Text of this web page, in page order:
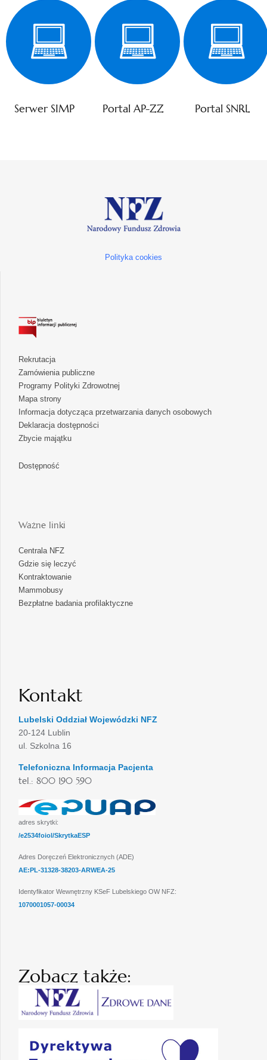
Serwer SIMP Portal AP-ZZ Portal SNRL
Polityka cookies
Rekrutacja
Zamówienia publiczne
Programy Polityki Zdrowotnej
Mapa strony
Informacja dotycząca przetwarzania danych osobowych
Deklaracja dostępności
Zbycie majątku
Dostępność
Ważne linki
Centrala NFZ
Gdzie się leczyć
Kontraktowanie
Mammobusy
Bezpłatne badania profilaktyczne
Kontakt
Lubelski Oddział Wojewódzki NFZ
20-124 Lublin
ul. Szkolna 16
Telefoniczna Informacja Pacjenta
tel.: 800 190 590
adres skrytki:
/e2534foiol/SkrytkaESP
Adres Doręczeń Elektronicznych (ADE)
AE:PL-31328-38203-ARWEA-25
Identyfikator Wewnętrzny KSeF Lubelskiego OW NFZ:
1070001057-00034
Zobacz także: